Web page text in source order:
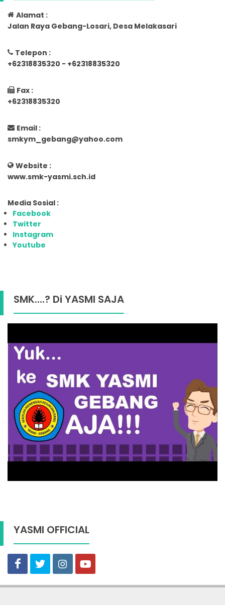
Alamat :
Jalan Raya Gebang-Losari, Desa Melakasari
Telepon :
+62318835320 - +62318835320
Fax :
+62318835320
Email :
smkym_gebang@yahoo.com
Website :
www.smk-yasmi.sch.id
Media Sosial :
Facebook
Twitter
Instagram
Youtube
SMK....? Di YASMI SAJA
YASMI OFFICIAL